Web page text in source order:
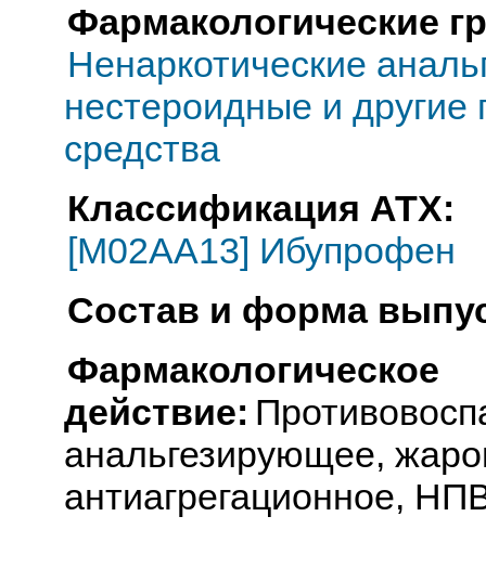
Фармакологические
Ненаркотические
нестероидные и другие
средства
Классификация АТХ:
[M02AA13] Ибупрофен
Состав и форма
Фармакологическое
действие:
анальгезирующее,
антиагрегационное,